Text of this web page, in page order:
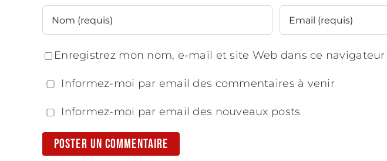
Enregistrez mon nom, e-mail et site Web dans ce
Informez-moi par email des commentaires à venir
Informez-moi par email des nouveaux posts